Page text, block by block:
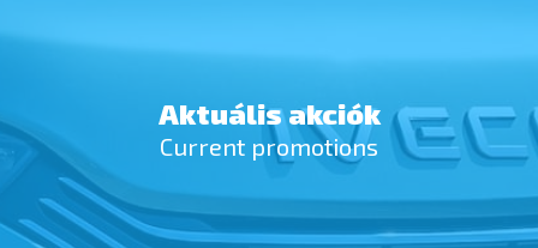
Aktuális akciók
Current promotions